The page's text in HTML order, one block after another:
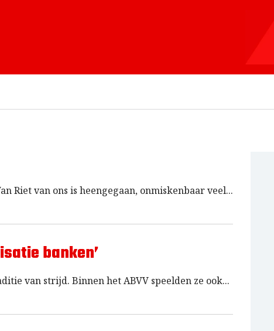
Riet van ons is heengegaan, onmiskenbaar veel
banken’
van strijd. Binnen het ABVV speelden ze ook